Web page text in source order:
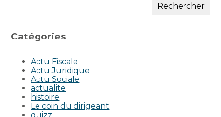
Rechercher
Catégories
Actu Fiscale
Actu Juridique
Actu Sociale
actualite
histoire
Le coin du dirigeant
quizz